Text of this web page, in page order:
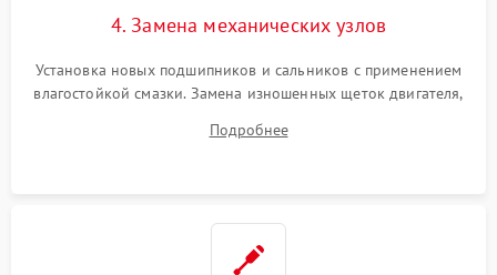
4. Замена механических узлов
Установка новых подшипников и сальников с применением
влагостойкой смазки. Замена изношенных щеток двигателя,
или поврежденной резиновой манжеты.
Подробнее